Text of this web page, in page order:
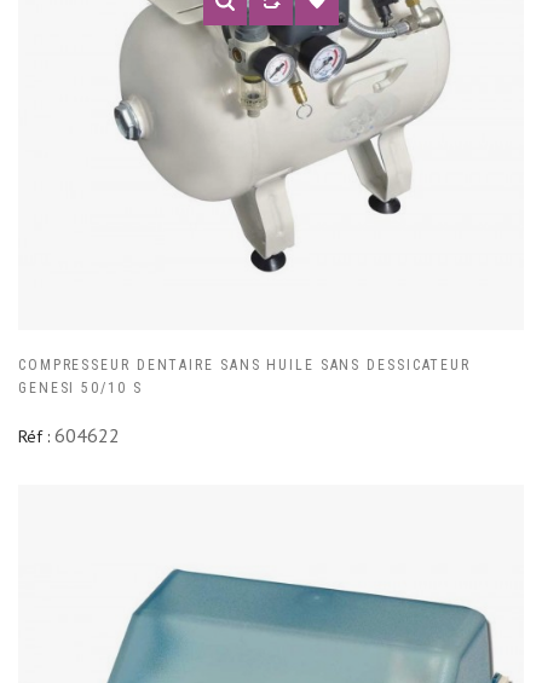
COMPRESSEUR DENTAIRE SANS HUILE SANS DESSICATEUR
GENESI 50/10 S
Réf : 604622